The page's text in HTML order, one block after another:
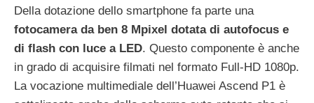
Della dotazione dello smartphone fa parte una
fotocamera da ben 8 Mpixel dotata di autofocus e
di flash con luce a LED. Questo componente è anche
in grado di acquisire filmati nel formato Full-HD 1080p.
La vocazione multimediale dell’Huawei Ascend P1 è